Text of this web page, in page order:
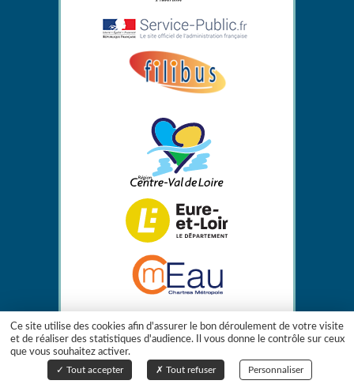
Gestion des cookies
Création de site internet Captusite
Ce site utilise des cookies afin d'assurer le bon déroulement de votre visite
et de réaliser des statistiques d'audience. Il vous donne le contrôle sur ceux
que vous souhaitez activer.
Tout accepter Tout refuser Personnaliser